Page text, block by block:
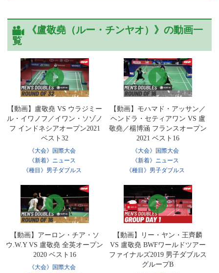
《盧敬堯（ルー・チンヤオ）》の動画一
覧
【動画】盧敬堯 VS ウラジミー
ル・イワノフ／イワン・ソゾノ
フ インドネシアオープン2021
ベスト32
《大会》国際大会
《新着》ニュース
《種目》男子ダブルス
【動画】モハマド・アッサン／
ヘンドラ・セティアワン VS 盧
敬堯／楊博涵 フランスオープン
2021 ベスト16
《大会》国際大会
《新着》ニュース
《種目》男子ダブルス
【動画】アーロン・チア・ソ
ウ.W.Y VS 盧敬堯 全英オープン
2020 ベスト16
《大会》国際大会
【動画】リー・ヤン・王齊麟
VS 盧敬堯 BWFワールドツアー
ファイナルズ2019 男子ダブルス
グループB